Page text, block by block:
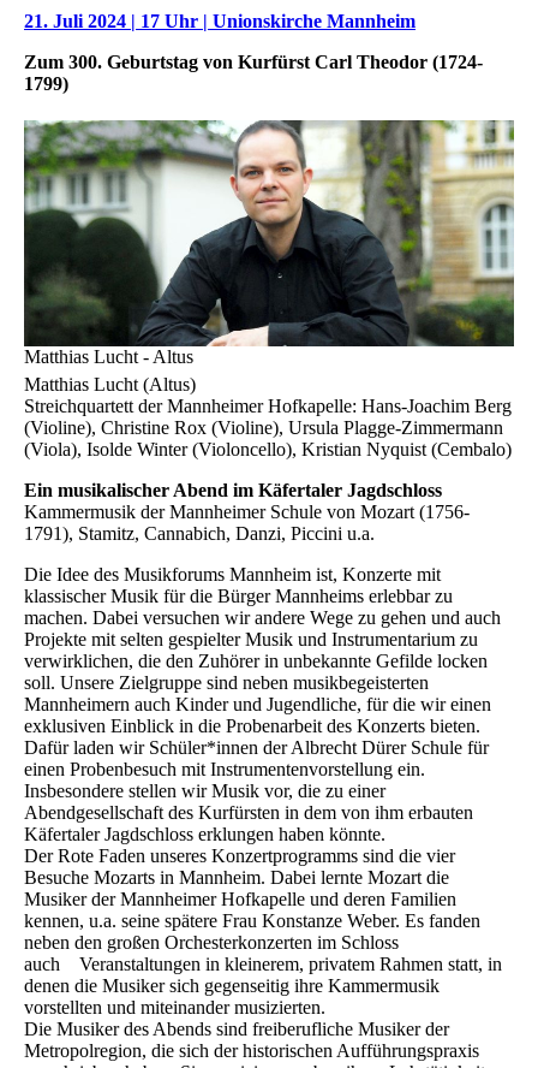
21. Juli 2024 | 17 Uhr | Unionskirche Mannheim
Zum 300. Geburtstag von Kurfürst Carl Theodor (1724-
1799)
Matthias Lucht - Altus
Matthias Lucht (Altus)
Streichquartett der Mannheimer Hofkapelle: Hans-Joachim Berg
(Violine), Christine Rox (Violine), Ursula Plagge-Zimmermann
(Viola), Isolde Winter (Violoncello), Kristian Nyquist (Cembalo)
Ein musikalischer Abend im Käfertaler Jagdschloss
Kammermusik der Mannheimer Schule von Mozart (1756-
1791), Stamitz, Cannabich, Danzi, Piccini u.a.
Die Idee des Musikforums Mannheim ist, Konzerte mit
klassischer Musik für die Bürger Mannheims erlebbar zu
machen. Dabei versuchen wir andere Wege zu gehen und auch
Projekte mit selten gespielter Musik und Instrumentarium zu
verwirklichen, die den Zuhörer in unbekannte Gefilde locken
soll. Unsere Zielgruppe sind neben musikbegeisterten
Mannheimern auch Kinder und Jugendliche, für die wir einen
exklusiven Einblick in die Probenarbeit des Konzerts bieten.
Dafür laden wir Schüler*innen der Albrecht Dürer Schule für
einen Probenbesuch mit Instrumentenvorstellung ein.
Insbesondere stellen wir Musik vor, die zu einer
Abendgesellschaft des Kurfürsten in dem von ihm erbauten
Käfertaler Jagdschloss erklungen haben könnte.
Der Rote Faden unseres Konzertprogramms sind die vier
Besuche Mozarts in Mannheim. Dabei lernte Mozart die
Musiker der Mannheimer Hofkapelle und deren Familien
kennen, u.a. seine spätere Frau Konstanze Weber. Es fanden
neben den großen Orchesterkonzerten im Schloss
auch Veranstaltungen in kleinerem, privatem Rahmen statt, in
denen die Musiker sich gegenseitig ihre Kammermusik
vorstellten und miteinander musizierten.
Die Musiker des Abends sind freiberufliche Musiker der
Metropolregion, die sich der historischen Aufführungspraxis